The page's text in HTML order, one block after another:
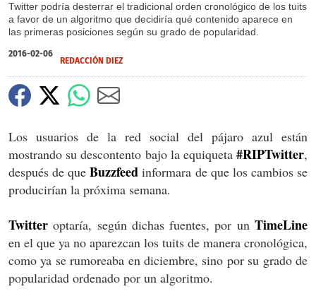
Twitter podría desterrar el tradicional orden cronológico de los tuits
a favor de un algoritmo que decidiría qué contenido aparece en
las primeras posiciones según su grado de popularidad.
2016-02-06
REDACCIÓN DIEZ
Los usuarios de la red social del pájaro azul están
mostrando su descontento bajo la equiqueta #RIPTwitter,
después de queBuzzfeed informara de que los cambios se
producirían la próxima semana.
Twitter optaría, según dichas fuentes, por un TimeLine
en el que ya no aparezcan los tuits de manera cronológica,
como ya se rumoreaba en diciembre, sino por su grado de
popularidad ordenado por un algoritmo.